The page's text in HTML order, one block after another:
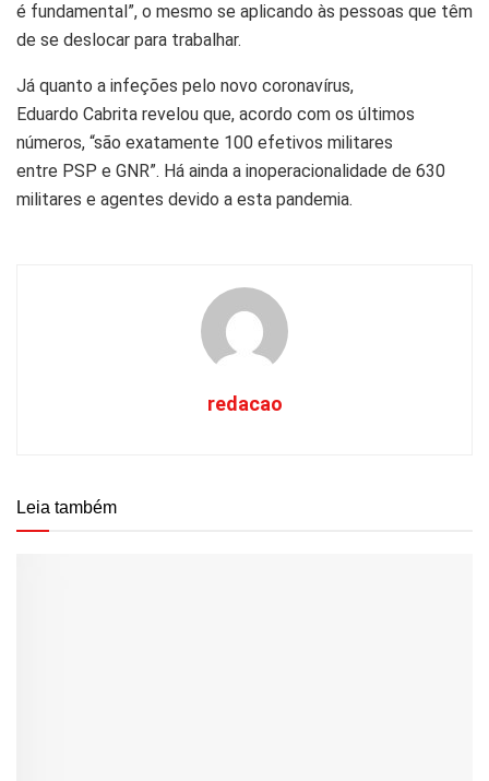
é fundamental”, o mesmo se aplicando às pessoas que têm
de se deslocar para trabalhar.
Já quanto a infeções pelo novo coronavírus,
Eduardo Cabrita revelou que, acordo com os últimos
números, “são exatamente 100 efetivos militares
entre PSP e GNR”. Há ainda a inoperacionalidade de 630
militares e agentes devido a esta pandemia.
redacao
Leia também